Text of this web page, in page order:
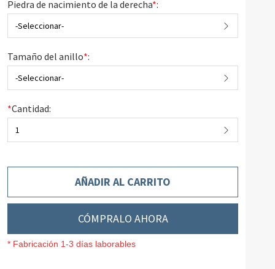
Piedra de nacimiento de la derecha*:
-Seleccionar-
Tamaño del anillo*:
-Seleccionar-
*Cantidad:
1
AÑADIR AL CARRITO
CÓMPRALO AHORA
* Fabricación 1-3 días laborables